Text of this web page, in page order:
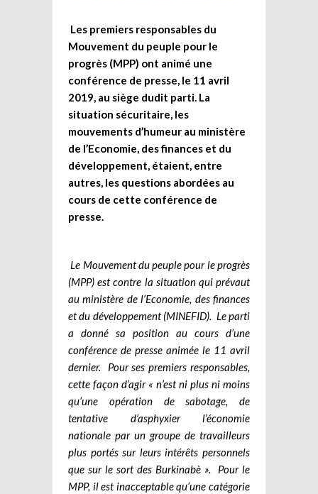
Les premiers responsables du
Mouvement du peuple pour le
progrès (MPP) ont animé une
conférence de presse, le 11 avril
2019, au siège dudit parti. La
situation sécuritaire, les
mouvements d’humeur au ministère
de l’Economie, des finances et du
développement, étaient, entre
autres, les questions abordées au
cours de cette conférence de
presse.
Le Mouvement du peuple pour le progrès
(MPP) est contre la situation qui prévaut
au ministère de l’Economie, des finances
et du développement (MINEFID). Le parti
a donné sa position au cours d’une
conférence de presse animée le 11 avril
dernier. Pour ses premiers responsables,
cette façon d’agir « n’est ni plus ni moins
qu’une opération de sabotage, de
tentative d’asphyxier l’économie
nationale par un groupe de travailleurs
plus portés sur leurs intérêts personnels
que sur le sort des Burkinabè ». Pour le
MPP, il est inacceptable qu’une catégorie